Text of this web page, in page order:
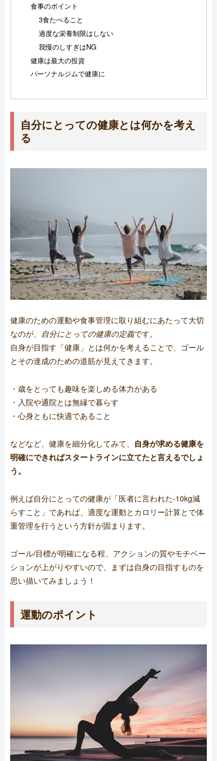
食事のポイント
3食たべること
過度な栄養制限はしない
我慢のしすぎはNG
健康は最大の投資
パーソナルジムで健康に
自分にとっての健康とは何かを考え
る
健康のための運動や食事管理に取り組むにあたって大切
なのが、 自分にとっての健康の定義です。
自身が目指す「健康」とは何かを考えることで、ゴール
とその達成のための道筋が見えてきます。
・歳をとっても趣味を楽しめる体力がある
・入院や通院とは無縁で暮らす
・心身ともに快適であること
などなど、健康を細分化してみて、 自身が求める健康を
明確にできればスタートラインに立てたと言えるでしょ
う。
例えば自分にとっての健康が「医者に言われた-10kg減
らすこと」であれば、適度な運動とカロリー計算とで体
重管理を行うという方針が固まります。
ゴール/目標が明確になる程、アクションの質やモチベー
ションが上がりやすいので、まずは自身の目指すものを
思い描いてみましょう！
運動のポイント